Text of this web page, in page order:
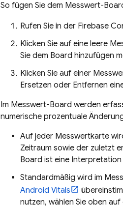
So fügen Sie dem Messwert-
Rufen Sie in der Firebase
Klicken Sie auf eine leere
Sie dem Board hinzufügen
Klicken Sie auf einer
Ersetzen oder Entfernen
Im Messwert-Board werden
numerische prozentuale
Auf jeder Messwertkarte
Zeitraum sowie der zuletzt
Board ist eine
Standardmäßig wird im
Android Vitals
nutzen, wählen Sie oben